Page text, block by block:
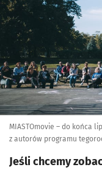
MIASTOmovie – do końca
z autorów programu
Jeśli chcemy